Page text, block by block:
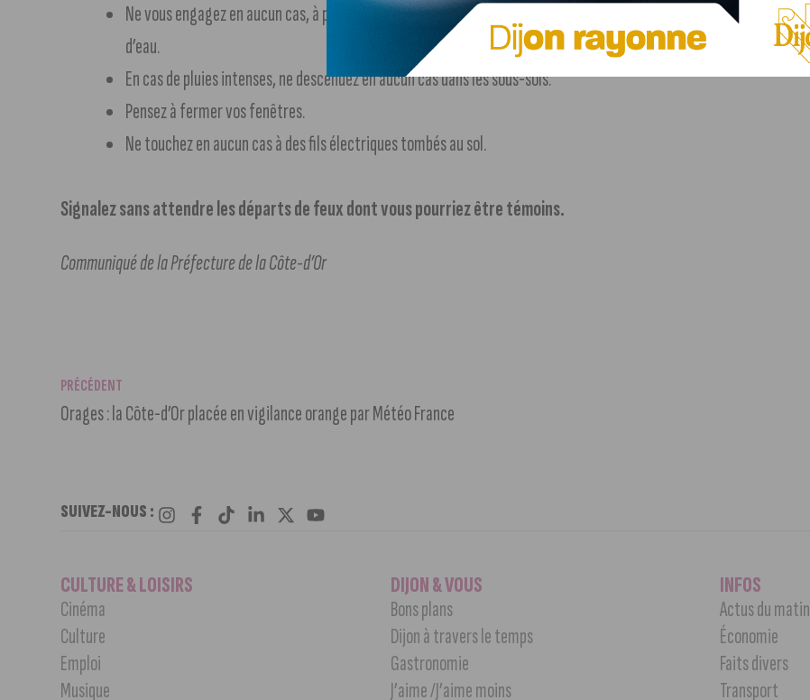
Ne vous engagez en aucun cas, à pied ou en voiture, sur une voie immergée ou à proximité d’un cours
d’eau.
En cas de pluies intenses, ne descendez en aucun cas dans les sous-sols.
Pensez à fermer vos fenêtres.
Ne touchez en aucun cas à des fils électriques tombés au sol.
Signalez sans attendre les départs de feux dont vous pourriez être témoins.
Communiqué de la Préfecture de la Côte-d’Or
PRÉCÉDENT
Orages : la Côte-d’Or placée en vigilance orange par Météo France
SUIVEZ-NOUS :
CULTURE & LOISIRS
Cinéma
Culture
Emploi
Musique
DIJON & VOUS
Bons plans
Dijon à travers le temps
Gastronomie
J’aime /J’aime moins
INFOS
Actus du matin
Économie
Faits divers
Transport